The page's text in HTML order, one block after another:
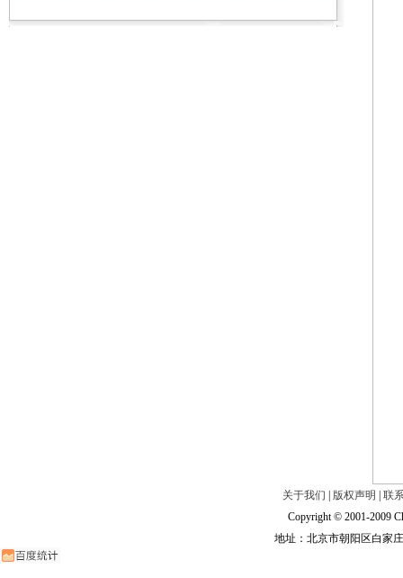
关于我们 版权声明
联
Copyright © 2001-2009
地址：北京市朝阳区白家